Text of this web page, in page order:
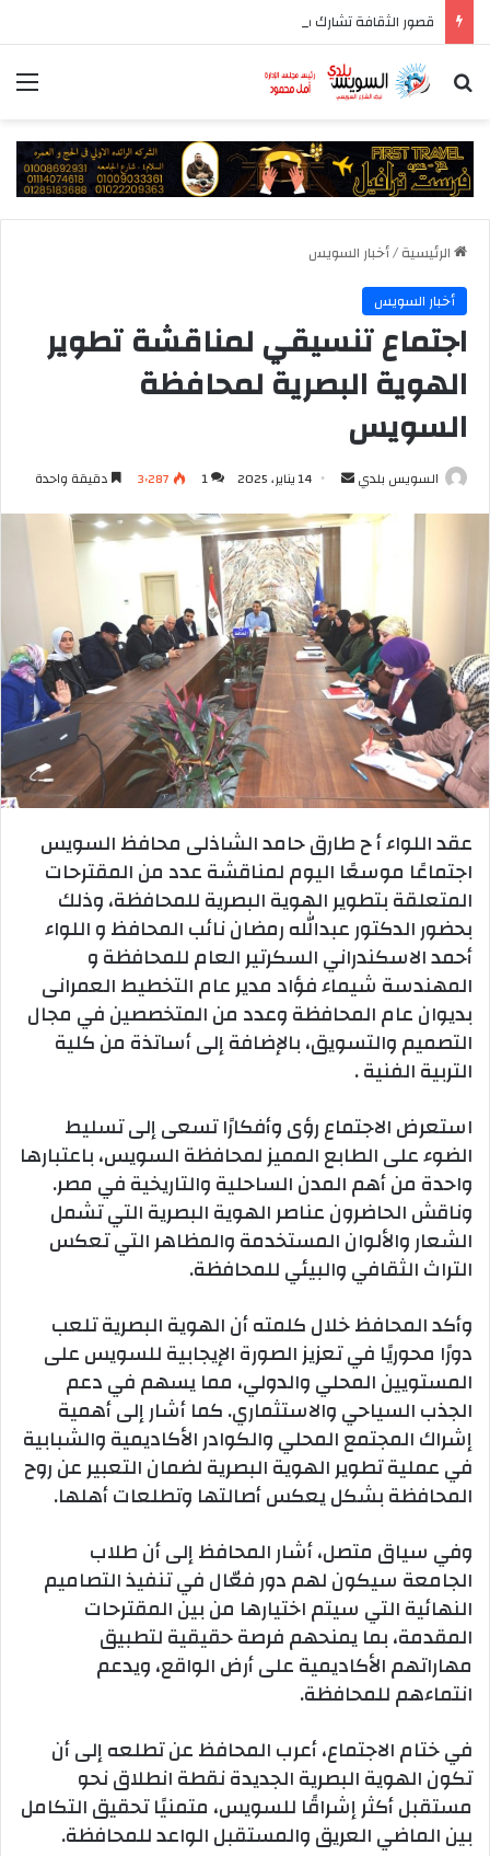
بحث عن
الرئيسية/أخبار السويس
أخبار السويس
اجتماع تنسيقي لمناقشة تطوير
الهوية البصرية لمحافظة
السويس
السويس بلدي
أرسل
إلكترونيا
14 يناير، 2025 1 3٬287 دقيقة واحدة
عقد اللواء أ ح طارق حامد الشاذلى محافظ السويس
اجتماعًا موسعًا اليوم لمناقشة عدد من المقترحات
المتعلقة بتطوير الهوية البصرية للمحافظة، وذلك
بحضور الدكتور عبدالله رمضان نائب المحافظ و اللواء
أحمد الاسكندراني السكرتير العام للمحافظة و
المهندسة شيماء فؤاد مدير عام التخطيط العمرانى
بديوان عام المحافظة وعدد من المتخصصين في مجال
التصميم والتسويق، بالإضافة إلى أساتذة من كلية
التربية الفنية .
استعرض الاجتماع رؤى وأفكارًا تسعى إلى تسليط
الضوء على الطابع المميز لمحافظة السويس، باعتبارها
واحدة من أهم المدن الساحلية والتاريخية في مصر.
وناقش الحاضرون عناصر الهوية البصرية التي تشمل
الشعار والألوان المستخدمة والمظاهر التي تعكس
التراث الثقافي والبيئي للمحافظة.
وأكد المحافظ خلال كلمته أن الهوية البصرية تلعب
دورًا محوريًا في تعزيز الصورة الإيجابية للسويس على
المستويين المحلي والدولي، مما يسهم في دعم
الجذب السياحي والاستثماري. كما أشار إلى أهمية
إشراك المجتمع المحلي والكوادر الأكاديمية والشبابية
في عملية تطوير الهوية البصرية لضمان التعبير عن روح
المحافظة بشكل يعكس أصالتها وتطلعات أهلها.
وفي سياق متصل، أشار المحافظ إلى أن طلاب
الجامعة سيكون لهم دور فعّال في تنفيذ التصاميم
النهائية التي سيتم اختيارها من بين المقترحات
المقدمة، بما يمنحهم فرصة حقيقية لتطبيق
مهاراتهم الأكاديمية على أرض الواقع، ويدعم
انتماءهم للمحافظة.
في ختام الاجتماع، أعرب المحافظ عن تطلعه إلى أن
تكون الهوية البصرية الجديدة نقطة انطلاق نحو
مستقبل أكثر إشراقًا للسويس، متمنيًا تحقيق التكامل
بين الماضي العريق والمستقبل الواعد للمحافظة.